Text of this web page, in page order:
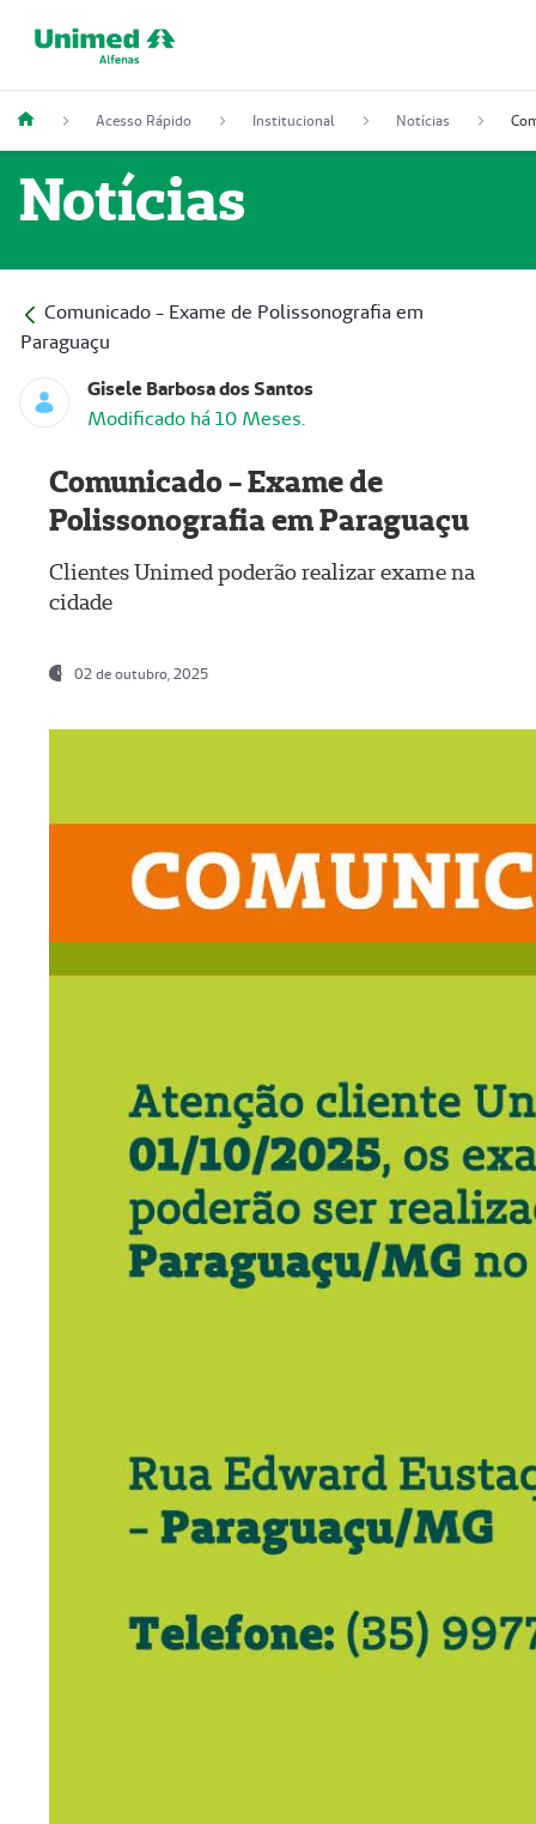
Acesso Rápido Institucional Notícias
Notícias
Comunicado - Exame de Polissonografia em
Paraguaçu
Gisele Barbosa dos Santos
Modificado há 10 Meses.
Comunicado - Exame de
Polissonografia em Paraguaçu
Clientes Unimed poderão realizar exame na
cidade
02 de outubro, 2025